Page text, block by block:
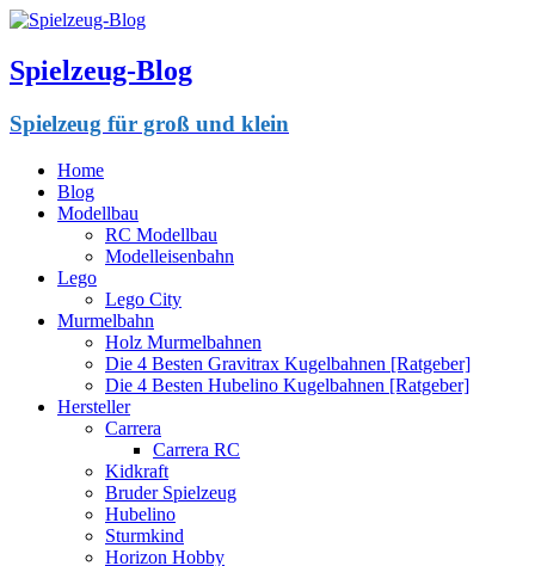
Spielzeug-Blog
Spielzeug für groß und klein
Home
Blog
Modellbau
RC Modellbau
Modelleisenbahn
Lego
Lego City
Murmelbahn
Holz Murmelbahnen
Die 4 Besten Gravitrax Kugelbahnen [Ratgeber]
Die 4 Besten Hubelino Kugelbahnen [Ratgeber]
Hersteller
Carrera
Carrera RC
Kidkraft
Bruder Spielzeug
Hubelino
Sturmkind
Horizon Hobby